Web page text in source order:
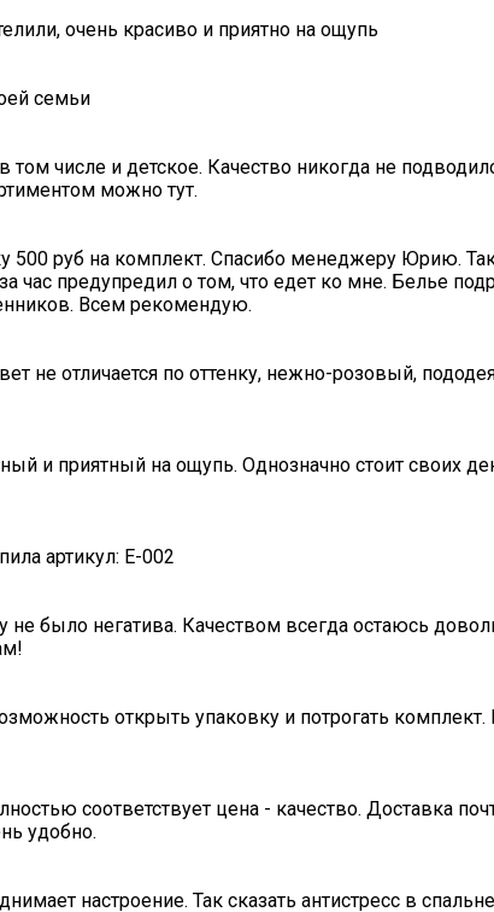
очень красиво и приятно на ощупь
семьи
числе и детское. Качество никогда не
можно тут.
руб на комплект. Спасибо менеджеру Юрию.
час предупредил о том, что едет ко мне. Белье
Всем рекомендую.
отличается по оттенку, нежно-розовый,
и приятный на ощупь. Однозначно стоит своих
артикул: E-002
было негатива. Качеством всегда остаюсь
открыть упаковку и потрогать комплект.
соответствует цена - качество. Доставка
удобно.
настроение. Так сказать антистресс в